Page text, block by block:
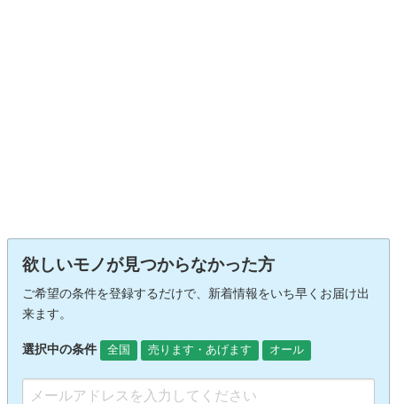
欲しいモノが見つからなかった方
ご希望の条件を登録するだけで、新着情報をいち早くお届け出
来ます。
選択中の条件 全国 売ります・あげます オール